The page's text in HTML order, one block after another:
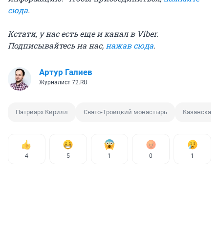
сюда.
Кстати, у нас есть еще и канал в Viber.
Подписывайтесь на нас, нажав сюда.
Артур Галиев
Журналист 72.RU
Патриарх Кирилл Свято-Троицкий монастырь Казанская
4 5 1 0 1